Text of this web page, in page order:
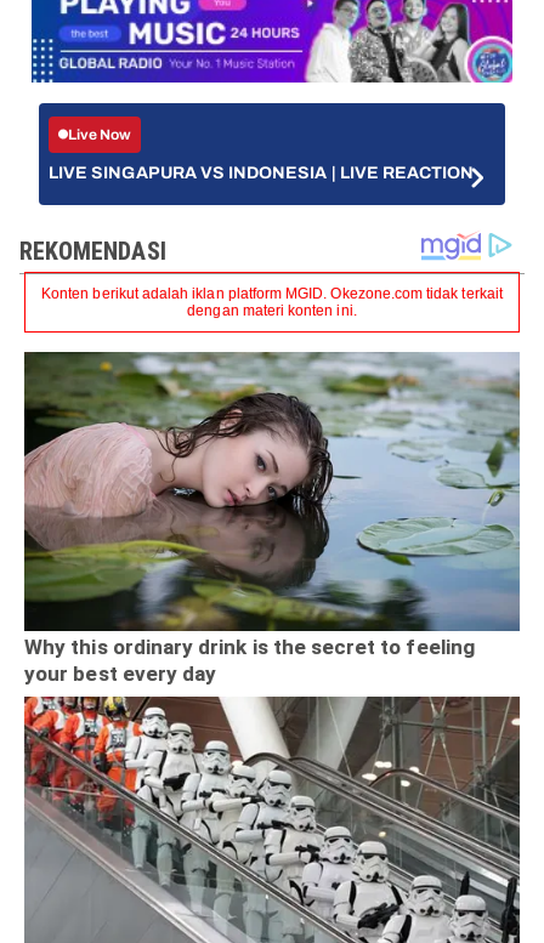
Live Now
LIVE SINGAPURA VS INDONESIA | LIVE REACTION